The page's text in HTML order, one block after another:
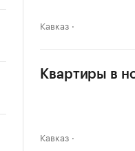
Кавказ
Квартиры в
Кавказ